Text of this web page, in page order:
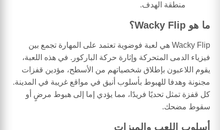
منطقة الهدف.
ما هو Wacky Flip؟
Wacky Flip هي لعبة فوضوية تعتمد على المهارة تجمع بين
فيزياء الدمى المتحركة وإثارة حركة الباركور. في هذه اللعبة،
يقوم اللاعبون بإطلاق شخصياتهم من الأسطح، مؤدين قفزات
مجنونة وهدفا للهبوط بأسلوب أنيق في مواقع غريبة في المدينة.
كل قفزة تمثل تحديًا فريدًا، مما يؤدي إما إلى هبوط مرضٍ أو
سقوط مضحك.
أسلوب اللعب والميزات